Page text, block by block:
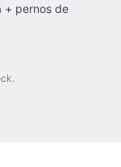
+ pernos de